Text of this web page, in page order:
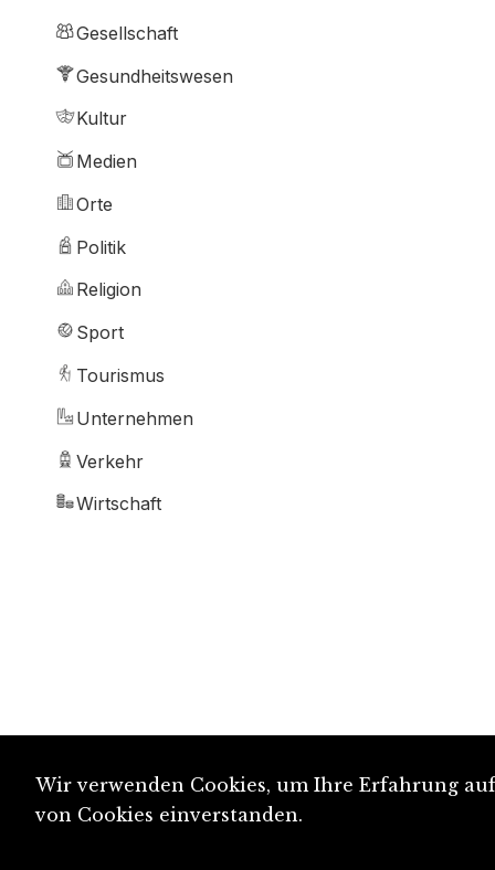
Gesellschaft
Gesundheitswesen
Kultur
Medien
Orte
Politik
Religion
Sport
Tourismus
Unternehmen
Verkehr
Wirtschaft
Wir verwenden Cookies, um Ihre Erfahrung
von Cookies einverstanden.